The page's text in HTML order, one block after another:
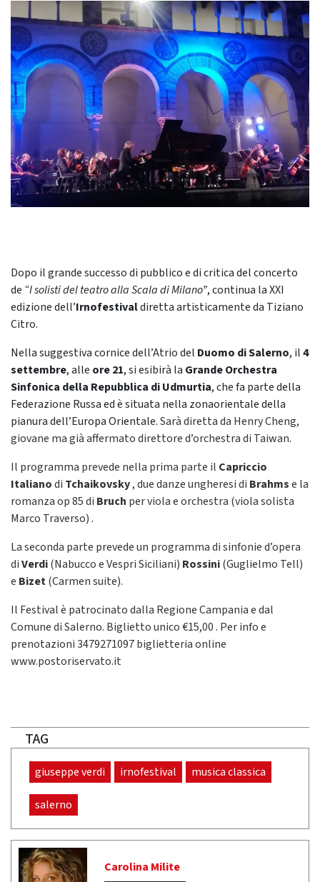
Dopo il grande successo di pubblico e di critica del concerto
de “I solisti del teatro alla Scala di Milano”, continua la XXI
edizione dell’Irnofestivaldiretta artisticamente da Tiziano
Citro.
Nella suggestiva cornice dell’Atrio del Duomo di Salerno, il4
settembre, alle ore 21, si esibirà la Grande Orchestra
Sinfonica della Repubblica di Udmurtia, che fa parte della
Federazione Russa ed è situata nella zonaorientale della
pianura dell’Europa Orientale.Sarà diretta da Henry Cheng,
giovane ma già affermato direttore d’orchestra di Taiwan.
Il programma prevede nella prima parte il Capriccio
Italianodi Tchaikovsky, due danze ungheresi di Brahmse la
romanza op 85 di Bruch per viola e orchestra (viola solista
Marco Traverso) .
La seconda parte prevede un programma di sinfonie d’opera
diVerdi(Nabucco e Vespri Siciliani) Rossini(Guglielmo Tell)
e Bizet(Carmen suite).
Il Festival è patrocinato dalla Regione Campania e dal
Comune di Salerno. Biglietto unico €15,00 . Per info e
prenotazioni 3479271097 biglietteria online
www.postoriservato.it
TAG
giuseppe verdi irnofestival musica classica
salerno
Carolina Milite